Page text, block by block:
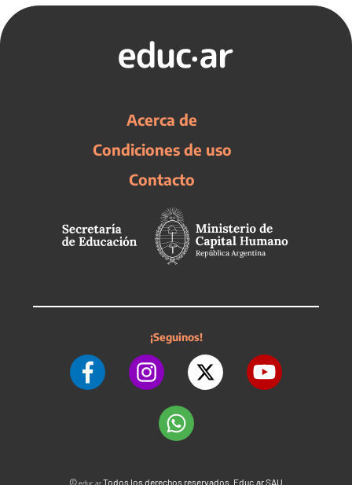
Acerca de
Condiciones de uso
Contacto
¡Seguinos!
©educ.arTodos los derechos reservados. Educ.ar SAU